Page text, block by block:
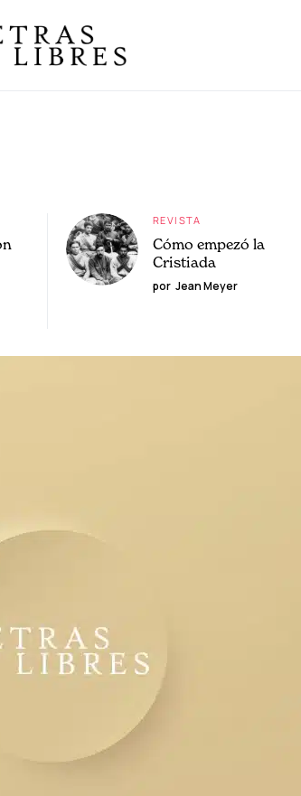
REVISTA
Cómo empezó la
Cristiada
por Jean Meyer